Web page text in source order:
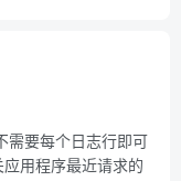
需要每个日志行即可
用程序最近请求的